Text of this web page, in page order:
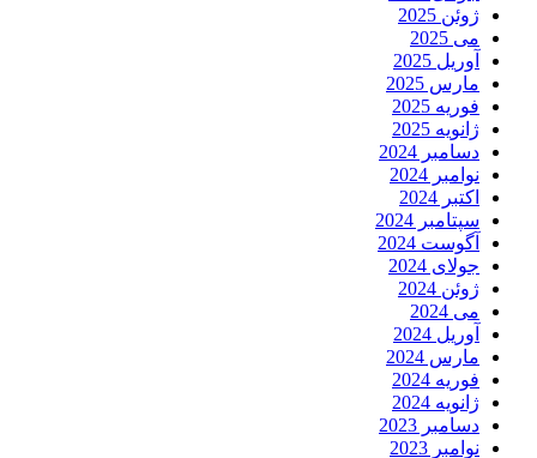
ژوئن 2025
می 2025
آوریل 2025
مارس 2025
فوریه 2025
ژانویه 2025
دسامبر 2024
نوامبر 2024
اکتبر 2024
سپتامبر 2024
آگوست 2024
جولای 2024
ژوئن 2024
می 2024
آوریل 2024
مارس 2024
فوریه 2024
ژانویه 2024
دسامبر 2023
نوامبر 2023